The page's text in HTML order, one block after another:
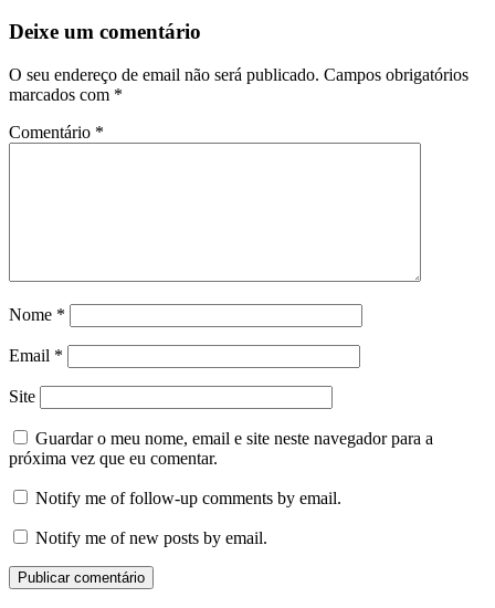
Deixe um comentário
O seu endereço de email não será publicado. Campos obrigatórios
marcados com *
Comentário *
Nome *
Email *
Site
Guardar o meu nome, email e site neste navegador para a
próxima vez que eu comentar.
Notify me of follow-up comments by email.
Notify me of new posts by email.